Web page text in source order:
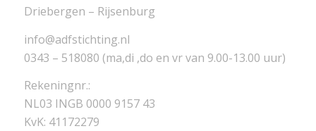
Driebergen – Rijsenburg
info@adfstichting.nl
0343 – 518080 (ma,di ,do en vr van 9.00-13.00 uur)
Rekeningnr.:
NL03 INGB 0000 9157 43
KvK: 41172279